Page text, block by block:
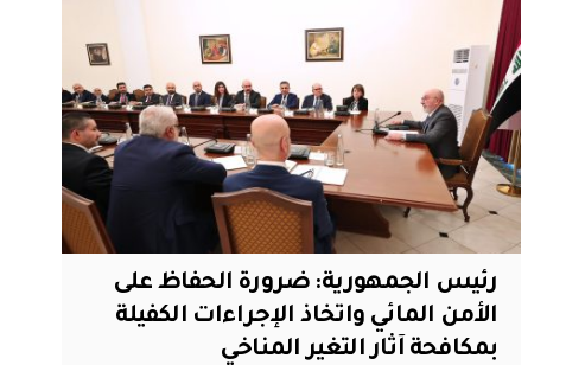
رئيس الجمهورية: ضرورة الحفاظ على
الأمن المائي واتخاذ الإجراءات الكفيلة
بمكافحة آثار التغير المناخي